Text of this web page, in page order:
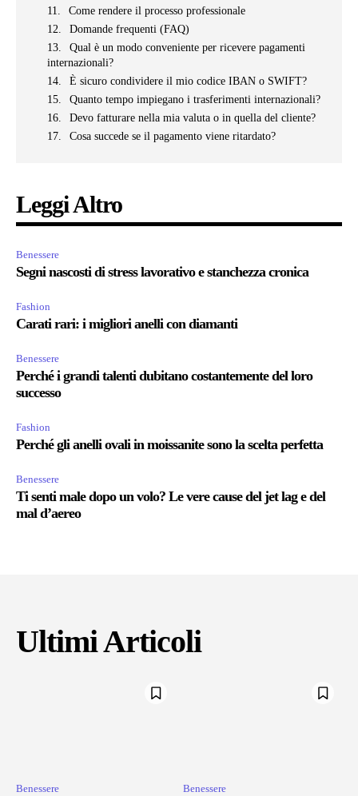
Come rendere il processo professionale
Domande frequenti (FAQ)
Qual è un modo conveniente per ricevere pagamenti
internazionali?
È sicuro condividere il mio codice IBAN o SWIFT?
Quanto tempo impiegano i trasferimenti internazionali?
Devo fatturare nella mia valuta o in quella del cliente?
Cosa succede se il pagamento viene ritardato?
Leggi Altro
Benessere
Segni nascosti di stress lavorativo e stanchezza cronica
Fashion
Carati rari: i migliori anelli con diamanti
Benessere
Perché i grandi talenti dubitano costantemente del loro
successo
Fashion
Perché gli anelli ovali in moissanite sono la scelta perfetta
Benessere
Ti senti male dopo un volo? Le vere cause del jet lag e del
mal d’aereo
Ultimi Articoli
Benessere Benessere